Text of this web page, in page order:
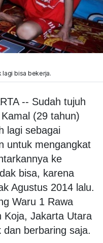
lagi bisa bekerja.
-- Sudah tujuh
(29 tahun)
lagi sebagai
untuk mengangkat
ke
bisa, karena
Agustus 2014 lalu.
Waru 1 Rawa
Koja, Jakarta Utara
berbaring saja.